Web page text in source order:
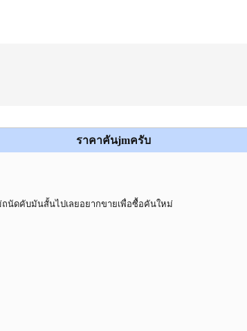
ราคาคันjmครับ
ถนัดคับมันสั้นไปเลยอยากขายเพื่อซื้อคันใหม่